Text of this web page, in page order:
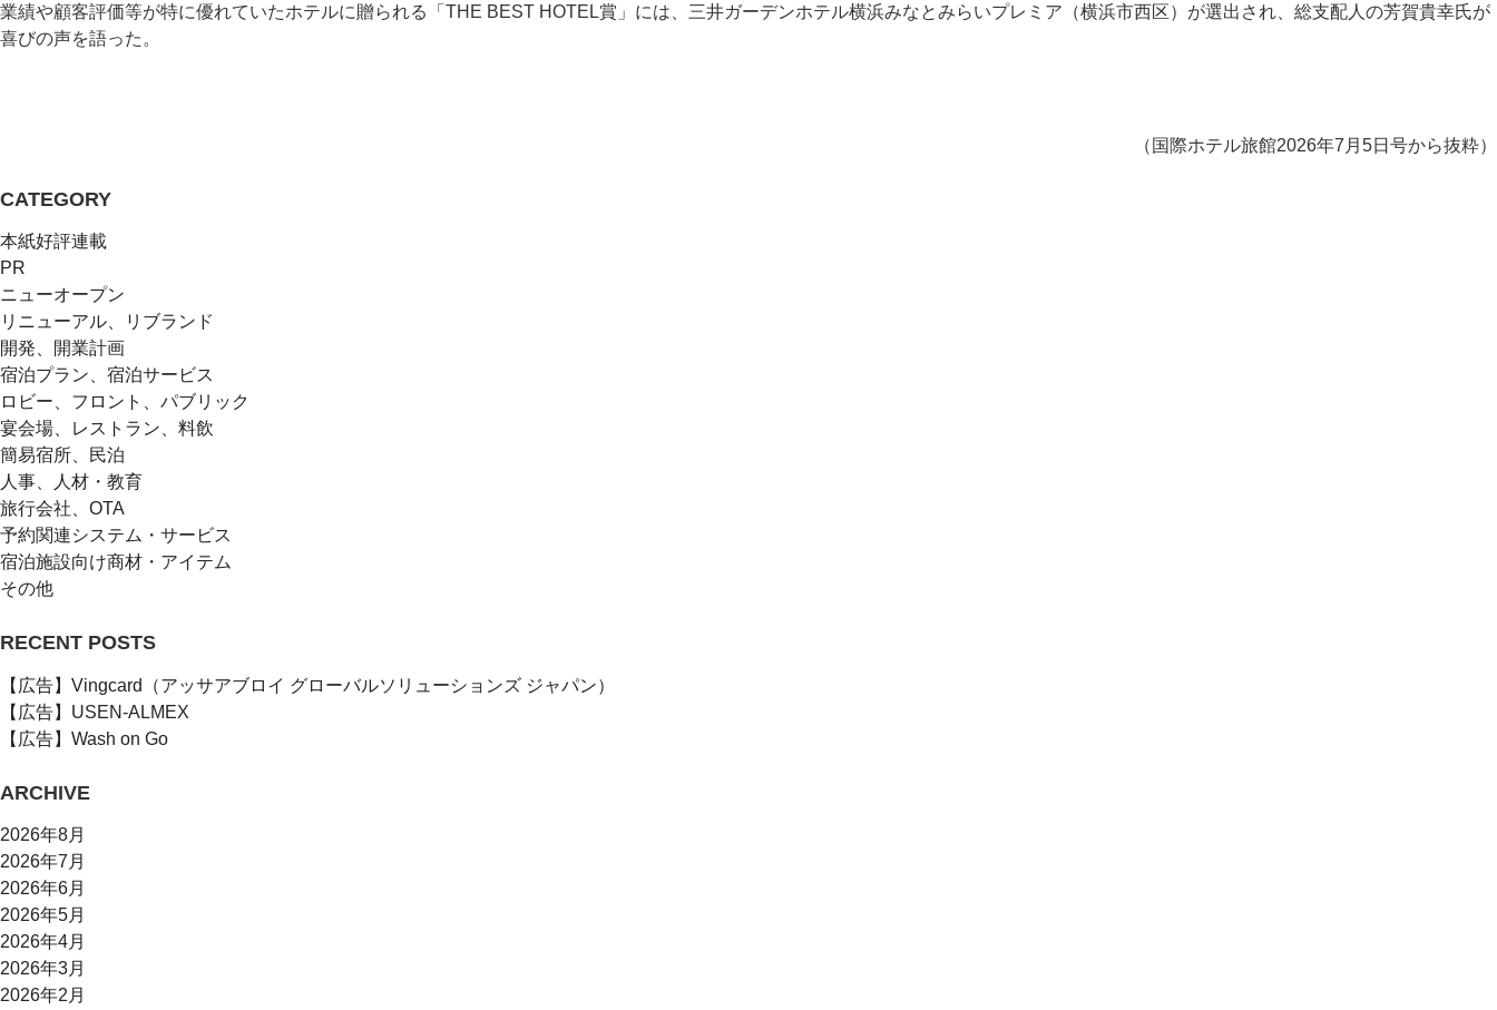
業績や顧客評価等が特に優れていたホテルに贈られる「THE BEST HOTEL賞」には、三井ガーデンホテル横浜みなとみらいプレミア（横浜市西区）が選出され、総支配人の芳賀貴幸氏が
喜びの声を語った。
（国際ホテル旅館2026年7月5日号から抜粋）
CATEGORY
本紙好評連載
PR
ニューオープン
リニューアル、リブランド
開発、開業計画
宿泊プラン、宿泊サービス
ロビー、フロント、パブリック
宴会場、レストラン、料飲
簡易宿所、民泊
人事、人材・教育
旅行会社、OTA
予約関連システム・サービス
宿泊施設向け商材・アイテム
その他
RECENT POSTS
【広告】Vingcard（アッサアブロイ グローバルソリューションズ ジャパン）
【広告】USEN-ALMEX
【広告】Wash on Go
ARCHIVE
2026年8月
2026年7月
2026年6月
2026年5月
2026年4月
2026年3月
2026年2月